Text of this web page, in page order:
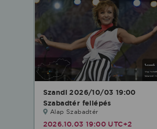
Szandi 2026/10/03 19:00
Szabadtér fellépés
Alap Szabadtér
2026.10.03 19:00 UTC+2